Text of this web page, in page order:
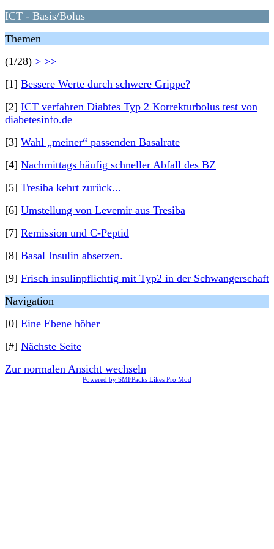
ICT - Basis/Bolus
Themen
(1/28) > >>
[1] Bessere Werte durch schwere Grippe?
[2] ICT verfahren Diabtes Typ 2 Korrekturbolus test von
diabetesinfo.de
[3] Wahl „meiner“ passenden Basalrate
[4] Nachmittags häufig schneller Abfall des BZ
[5] Tresiba kehrt zurück...
[6] Umstellung von Levemir aus Tresiba
[7] Remission und C-Peptid
[8] Basal Insulin absetzen.
[9] Frisch insulinpflichtig mit Typ2 in der Schwangerschaft
Navigation
[0] Eine Ebene höher
[#] Nächste Seite
Zur normalen Ansicht wechseln
Powered by SMFPacks Likes Pro Mod